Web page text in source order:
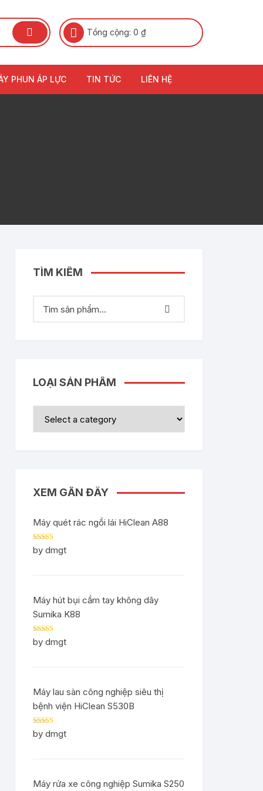
Tổng cộng: 0 ₫
PHUN ÁP LỰC TIN TỨC LIÊN HỆ
TÌM KIẾM
LOẠI SẢN PHẨM
XEM GẦN ĐÂY
Máy quét rác ngồi lái HiClean A88
Rated5out
of 5
by dmgt
Máy hút bụi cầm tay không dây
Sumika K88
Rated5out
of 5
by dmgt
Máy lau sàn công nghiệp siêu thị
bệnh viện HiClean S530B
Rated5out
of 5
by dmgt
Máy rửa xe công nghiệp Sumika S250